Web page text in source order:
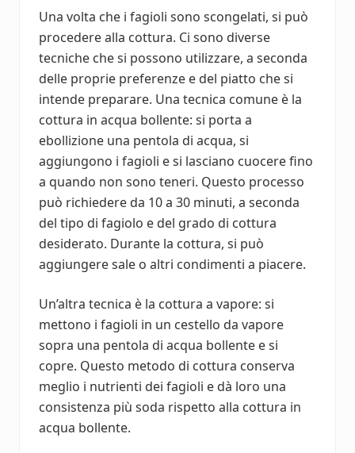
Una volta che i fagioli sono scongelati, si può
procedere alla cottura. Ci sono diverse
tecniche che si possono utilizzare, a seconda
delle proprie preferenze e del piatto che si
intende preparare. Una tecnica comune è la
cottura in acqua bollente: si porta a
ebollizione una pentola di acqua, si
aggiungono i fagioli e si lasciano cuocere fino
a quando non sono teneri. Questo processo
può richiedere da 10 a 30 minuti, a seconda
del tipo di fagiolo e del grado di cottura
desiderato. Durante la cottura, si può
aggiungere sale o altri condimenti a piacere.
Un’altra tecnica è la cottura a vapore: si
mettono i fagioli in un cestello da vapore
sopra una pentola di acqua bollente e si
copre. Questo metodo di cottura conserva
meglio i nutrienti dei fagioli e dà loro una
consistenza più soda rispetto alla cottura in
acqua bollente.